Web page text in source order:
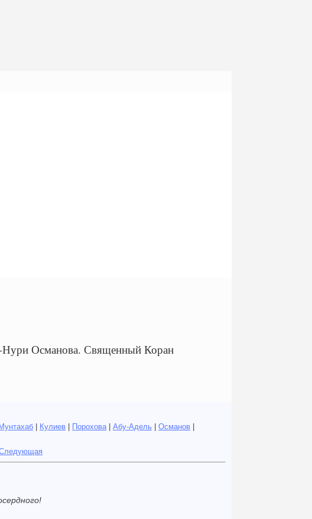
Нури Османова. Священный Коран
| Кулиев | Порохова | Абу-Адель | Османов |